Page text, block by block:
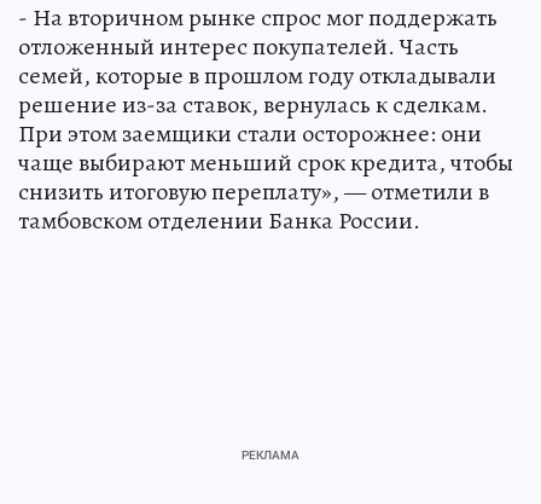
- На вторичном рынке спрос мог поддержать
отложенный интерес покупателей. Часть
семей, которые в прошлом году откладывали
решение из-за ставок, вернулась к сделкам.
При этом заемщики стали осторожнее: они
чаще выбирают меньший срок кредита, чтобы
снизить итоговую переплату», — отметили в
тамбовском отделении Банка России.